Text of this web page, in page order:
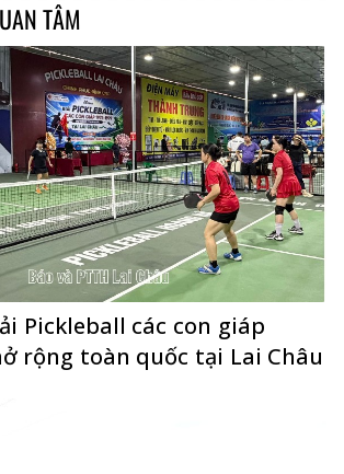
TÂM
Pickleball các con giáp
rộng toàn quốc tại Lai Châu